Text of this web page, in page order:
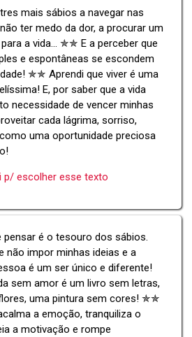
mais sábios a navegar nas
ter medo da dor, a procurar um
a vida... ✯✯ E a perceber que
e espontâneas se escondem
✯✯ Aprendi que viver é uma
E, por saber que a vida
necessidade de vencer minhas
cada lágrima, sorriso,
uma oportunidade preciosa
p/ escolher esse texto
pensar é o tesouro dos sábios.
não impor minhas ideias e a
é um ser único e diferente!
sem amor é um livro sem letras,
uma pintura sem cores! ✯✯
a emoção, tranquiliza o
a motivação e rompe